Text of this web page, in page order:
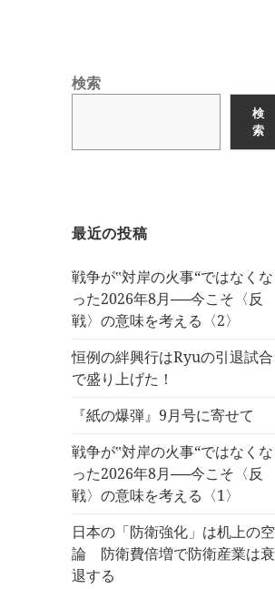
検索
検
索
最近の投稿
戦争が‟対岸の火事“ではなくな
った2026年8月──今こそ〈反
戦〉の意味を考える〈2〉
恒例の絆興行はRyuの引退試合
で盛り上げた！
『紙の爆弾』9月号に寄せて
戦争が‟対岸の火事“ではなくな
った2026年8月──今こそ〈反
戦〉の意味を考える〈1〉
日本の「防衛強化」は机上の空
論 防衛費倍増で防衛産業は衰
退する